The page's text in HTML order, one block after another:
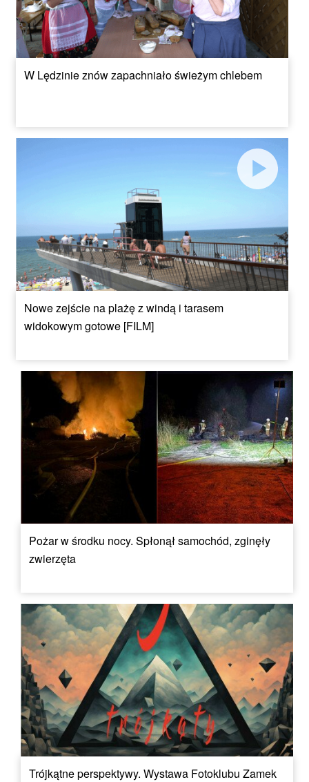
W Lędzinie znów zapachniało świeżym chlebem
Nowe zejście na plażę z windą i tarasem
widokowym gotowe [FILM]
Pożar w środku nocy. Spłonął samochód, zginęły
zwierzęta
Trójkątne perspektywy. Wystawa Fotoklubu Zamek